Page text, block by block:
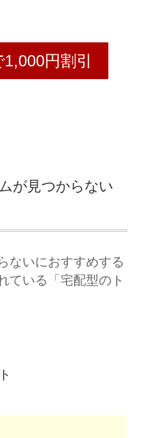
円割引
が見つからない
ないにおすすめする
ている「宅配型のト